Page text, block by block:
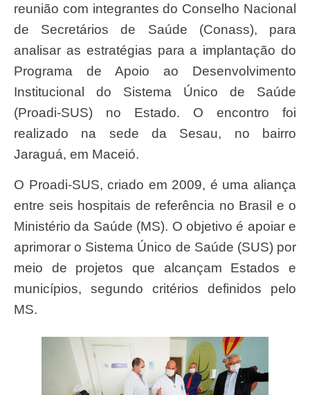
reunião com integrantes do Conselho Nacional
de Secretários de Saúde (Conass), para
analisar as estratégias para a implantação do
Programa de Apoio ao Desenvolvimento
Institucional do Sistema Único de Saúde
(Proadi-SUS) no Estado. O encontro foi
realizado na sede da Sesau, no bairro
Jaraguá, em Maceió.
O Proadi-SUS, criado em 2009, é uma aliança
entre seis hospitais de referência no Brasil e o
Ministério da Saúde (MS). O objetivo é apoiar e
aprimorar o Sistema Único de Saúde (SUS) por
meio de projetos que alcançam Estados e
municípios, segundo critérios definidos pelo
MS.